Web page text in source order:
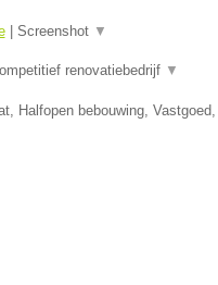
| Screenshot ▼
renovatiebedrijf ▼
Halfopen bebouwing, Vastgoed,